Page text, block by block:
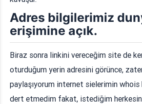
Adres bilgilerimiz
erişimine açık.
Biraz sonra linkini vereceğim site de
oturduğum yerin adresini görünce,
paylaşıyorum internet sielerimin whois
dert etmedim fakat, istediğim